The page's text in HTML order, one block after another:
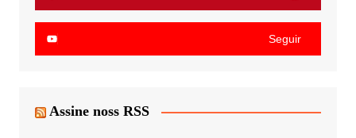
Seguir
Assine noss RSS